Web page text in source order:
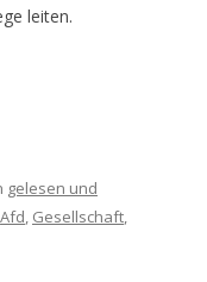
leiten.
gelesen und
Afd Gesellschaft